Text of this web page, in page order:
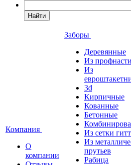
Найти
Компания
О
компании
Заборы
Деревянные
Из
Из
3d
Кирпичные
Кованные
Бетонные
Из сетки
Из
прутьев
Рабица